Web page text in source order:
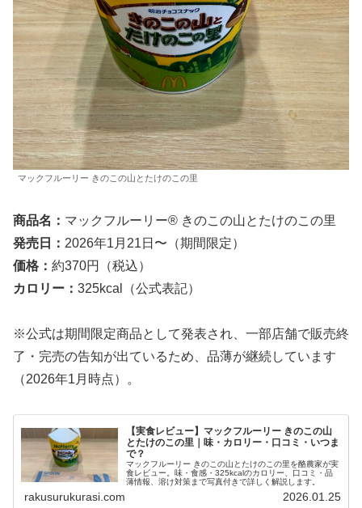
マックフルーリー きのこの山とたけのこの里
商品名： マックフルーリー® きのこの山とたけのこの里
発売日： 2026年1月21日〜（期間限定）
価格： 約370円（税込）
カロリー： 325kcal（公式表記）
※公式は期間限定商品として発表され、一部店舗で販売終
了・完売の告知が出ているため、品薄が継続しています
（2026年1月時点）。
【実食レビュー】マックフルーリー きのこの山
とたけのこの里｜味・カロリー・口コミ・いつま
で？
マックフルーリー きのこの山とたけのこの里を酪農家が実
食レビュー。味・食感・325kcalのカロリー、口コミ・品
薄情報、溶け対策まで写真付きで詳しく解説します。
rakusurukurasi.com 2026.01.25